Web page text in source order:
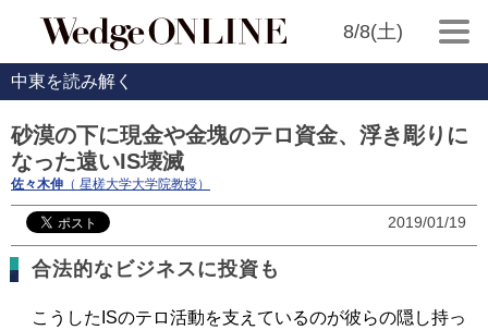
8/8(土)
中東を読み解く
砂漠の下に現金や金塊のテロ資金、浮き彫りに
なった遠いIS壊滅
佐々木伸 （ 星槎大学大学院教授）
2019/01/19
合法的なビジネスに投資も
こうしたISのテロ活動を支えているのが彼らの隠し持っ